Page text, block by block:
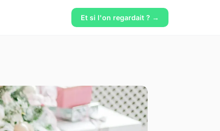
Et si l'on regardait ? →